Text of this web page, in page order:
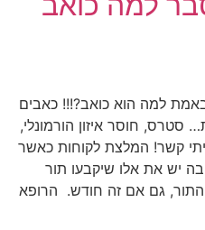
למה הוא כואב?!!! כאבים
סטרס, חוסר איזון הורמונלי,
קשר! המלצת לקוחות כאשר
יש את אלו שיקבעו תור
התור, גם אם זה חודש. הרופא